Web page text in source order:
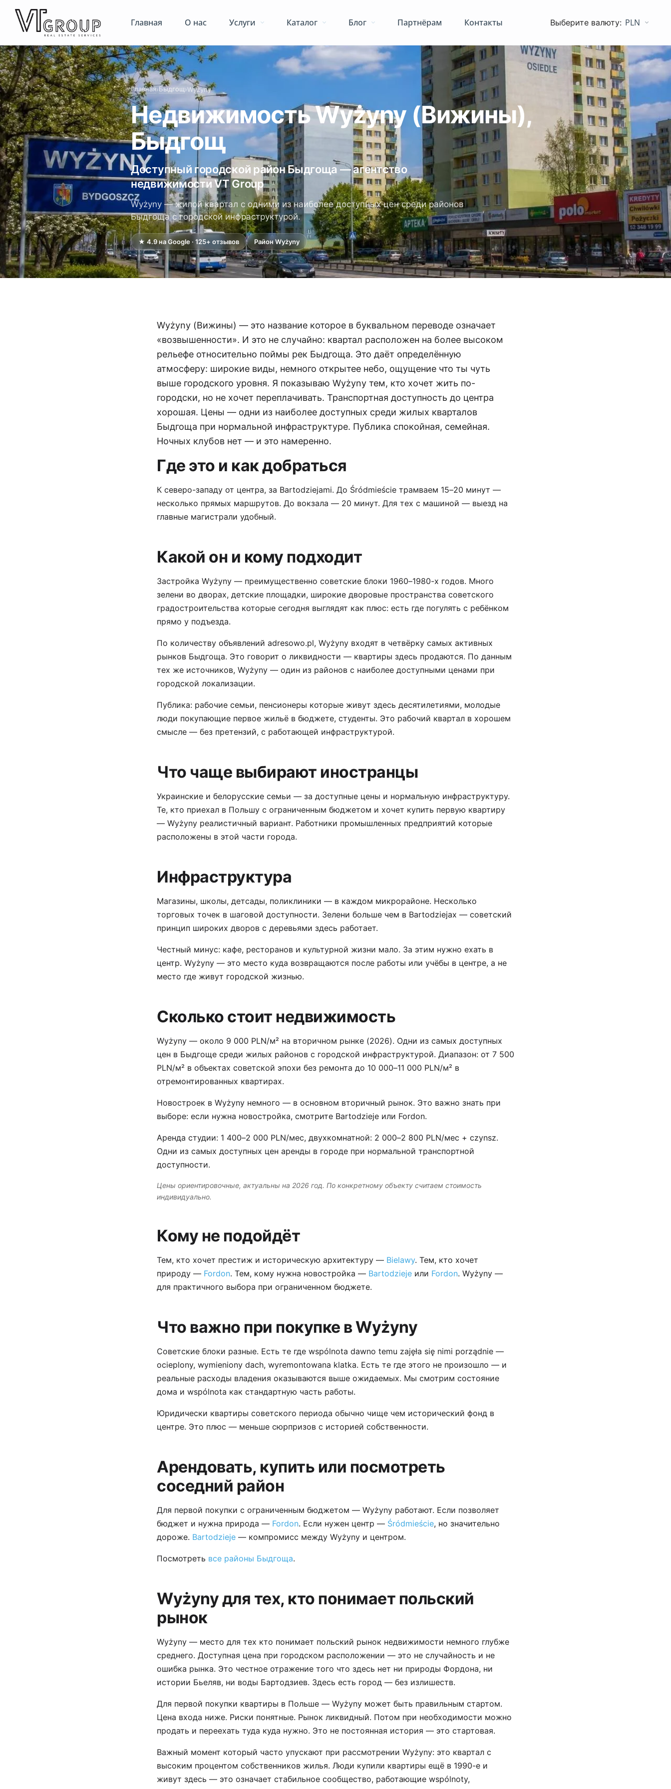
Главная О нас Услуги Каталог Блог Партнёрам Контакты PLN
Главная›Быдгощ›Wyżyny
Недвижимость Wyżyny (Вижины),
Быдгощ
Доступный городской район Быдгоща — агентство
недвижимости VT Group
Wyżyny — жилой квартал с одними из наиболее доступных цен среди районов
Быдгоща с городской инфраструктурой.
★ 4.9 на Google · 125+ отзывов Район Wyżyny
Wyżyny (Вижины) — это название которое в буквальном переводе означает
«возвышенности». И это не случайно: квартал расположен на более высоком
рельефе относительно поймы рек Быдгоща. Это даёт определённую
атмосферу: широкие виды, немного открытее небо, ощущение что ты чуть
выше городского уровня. Я показываю Wyżyny тем, кто хочет жить по-
городски, но не хочет переплачивать. Транспортная доступность до центра
хорошая. Цены — одни из наиболее доступных среди жилых кварталов
Быдгоща при нормальной инфраструктуре. Публика спокойная, семейная.
Ночных клубов нет — и это намеренно.
Где это и как добраться
К северо-западу от центра, за Bartodziejami. До Śródmieście трамваем 15–20 минут —
несколько прямых маршрутов. До вокзала — 20 минут. Для тех с машиной — выезд на
главные магистрали удобный.
Какой он и кому подходит
Застройка Wyżyny — преимущественно советские блоки 1960–1980-х годов. Много
зелени во дворах, детские площадки, широкие дворовые пространства советского
градостроительства которые сегодня выглядят как плюс: есть где погулять с ребёнком
прямо у подъезда.
По количеству объявлений adresowo.pl, Wyżyny входят в четвёрку самых активных
рынков Быдгоща. Это говорит о ликвидности — квартиры здесь продаются. По данным
тех же источников, Wyżyny — один из районов с наиболее доступными ценами при
городской локализации.
Публика: рабочие семьи, пенсионеры которые живут здесь десятилетиями, молодые
люди покупающие первое жильё в бюджете, студенты. Это рабочий квартал в хорошем
смысле — без претензий, с работающей инфраструктурой.
Что чаще выбирают иностранцы
Украинские и белорусские семьи — за доступные цены и нормальную инфраструктуру.
Те, кто приехал в Польшу с ограниченным бюджетом и хочет купить первую квартиру
— Wyżyny реалистичный вариант. Работники промышленных предприятий которые
расположены в этой части города.
Инфраструктура
Магазины, школы, детсады, поликлиники — в каждом микрорайоне. Несколько
торговых точек в шаговой доступности. Зелени больше чем в Bartodziejах — советский
принцип широких дворов с деревьями здесь работает.
Честный минус: кафе, ресторанов и культурной жизни мало. За этим нужно ехать в
центр. Wyżyny — это место куда возвращаются после работы или учёбы в центре, а не
место где живут городской жизнью.
Сколько стоит недвижимость
Wyżyny — около 9 000 PLN/м² на вторичном рынке (2026). Одни из самых доступных
цен в Быдгоще среди жилых районов с городской инфраструктурой. Диапазон: от 7 500
PLN/м² в объектах советской эпохи без ремонта до 10 000–11 000 PLN/м² в
отремонтированных квартирах.
Новостроек в Wyżyny немного — в основном вторичный рынок. Это важно знать при
выборе: если нужна новостройка, смотрите Bartodzieje или Fordon.
Аренда студии: 1 400–2 000 PLN/мес, двухкомнатной: 2 000–2 800 PLN/мес + czynsz.
Одни из самых доступных цен аренды в городе при нормальной транспортной
доступности.
Цены ориентировочные, актуальны на 2026 год. По конкретному объекту считаем стоимость
индивидуально.
Кому не подойдёт
Тем, кто хочет престиж и историческую архитектуру — Bielawy. Тем, кто хочет
природу — Fordon. Тем, кому нужна новостройка — Bartodzieje или Fordon. Wyżyny —
для практичного выбора при ограниченном бюджете.
Что важно при покупке в Wyżyny
Советские блоки разные. Есть те где wspólnota dawno temu zajęła się nimi porządnie —
ocieplony, wymieniony dach, wyremontowana klatka. Есть те где этого не произошло — и
реальные расходы владения оказываются выше ожидаемых. Мы смотрим состояние
дома и wspólnota как стандартную часть работы.
Юридически квартиры советского периода обычно чище чем исторический фонд в
центре. Это плюс — меньше сюрпризов с историей собственности.
Арендовать, купить или посмотреть
соседний район
Для первой покупки с ограниченным бюджетом — Wyżyny работают. Если позволяет
бюджет и нужна природа — Fordon. Если нужен центр — Śródmieście, но значительно
дороже. Bartodzieje — компромисс между Wyżyny и центром.
Посмотреть все районы Быдгоща.
Wyżyny для тех, кто понимает польский
рынок
Wyżyny — место для тех кто понимает польский рынок недвижимости немного глубже
среднего. Доступная цена при городском расположении — это не случайность и не
ошибка рынка. Это честное отражение того что здесь нет ни природы Фордона, ни
истории Бьеляв, ни воды Бартодзиев. Здесь есть город — без излишеств.
Для первой покупки квартиры в Польше — Wyżyny может быть правильным стартом.
Цена входа ниже. Риски понятные. Рынок ликвидный. Потом при необходимости можно
продать и переехать туда куда нужно. Это не постоянная история — это стартовая.
Важный момент который часто упускают при рассмотрении Wyżyny: это квартал с
высоким процентом собственников жилья. Люди купили квартиры ещё в 1990-е и
живут здесь — это означает стабильное сообщество, работающие wspólnoty,